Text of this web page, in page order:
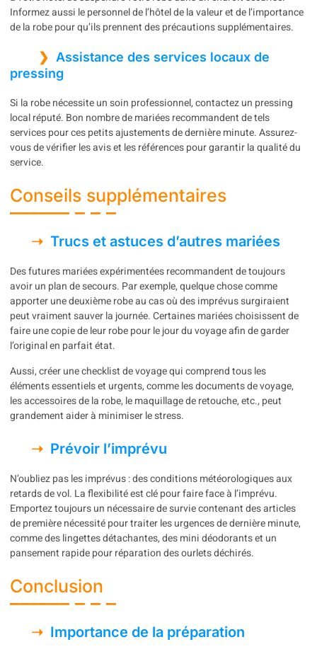
Informez aussi le personnel de l’hôtel de la valeur et de l’importance
de la robe pour qu’ils prennent des précautions supplémentaires.
Assistance des services locaux de
pressing
Si la robe nécessite un soin professionnel, contactez un pressing
local réputé. Bon nombre de mariées recommandent de tels
services pour ces petits ajustements de dernière minute. Assurez-
vous de vérifier les avis et les références pour garantir la qualité du
service.
Conseils supplémentaires
Trucs et astuces d’autres mariées
Des futures mariées expérimentées recommandent de toujours
avoir un plan de secours. Par exemple, quelque chose comme
apporter une deuxième robe au cas où des imprévus surgiraient
peut vraiment sauver la journée. Certaines mariées choisissent de
faire une copie de leur robe pour le jour du voyage afin de garder
l’original en parfait état.
Aussi, créer une checklist de voyage qui comprend tous les
éléments essentiels et urgents, comme les documents de voyage,
les accessoires de la robe, le maquillage de retouche, etc., peut
grandement aider à minimiser le stress.
Prévoir l’imprévu
N’oubliez pas les imprévus : des conditions météorologiques aux
retards de vol. La flexibilité est clé pour faire face à l’imprévu.
Emportez toujours un nécessaire de survie contenant des articles
de première nécessité pour traiter les urgences de dernière minute,
comme des lingettes détachantes, des mini déodorants et un
pansement rapide pour réparation des ourlets déchirés.
Conclusion
Importance de la préparation